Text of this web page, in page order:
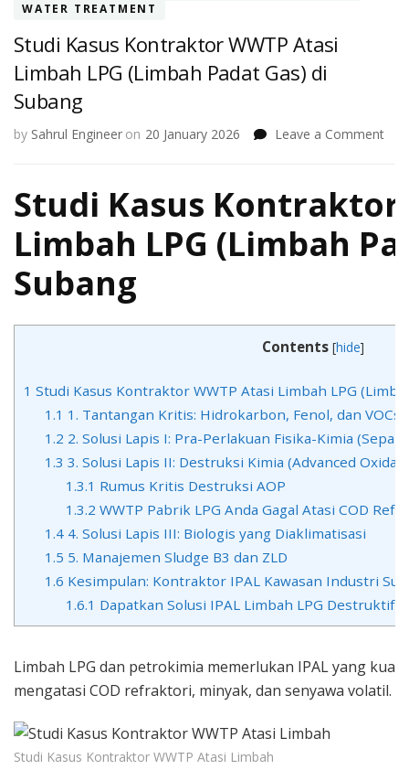
WATER TREATMENT
Studi Kasus Kontraktor WWTP Atasi
Limbah LPG (Limbah Padat Gas) di
Subang
by Sahrul Engineer on 20 January 2026 Leave a Commenton
Studi Kasus Kontraktor
Limbah LPG (Limbah
Subang
Contents [hide]
1 Studi Kasus Kontraktor WWTP Atasi Limbah LPG
1.1 1. Tantangan Kritis: Hidrokarbon, Fenol, dan VOCs
1.2 2. Solusi Lapis I: Pra-Perlakuan Fisika-Kimia
1.3 3. Solusi Lapis II: Destruksi Kimia (Advanced
1.3.1 Rumus Kritis Destruksi AOP
1.3.2 WWTP Pabrik LPG Anda Gagal Atasi COD
1.44. Solusi Lapis III: Biologis yang Diaklimatisasi
1.5 5. Manajemen Sludge B3 dan ZLD
1.6 Kesimpulan: Kontraktor IPAL Kawasan Industri
1.6.1 Dapatkan Solusi IPAL Limbah LPG Destruktif
Limbah LPG dan petrokimia memerlukan IPAL yang kuat
mengatasi COD refraktori, minyak, dan senyawa volatil.
Studi Kasus Kontraktor WWTP Atasi Limbah